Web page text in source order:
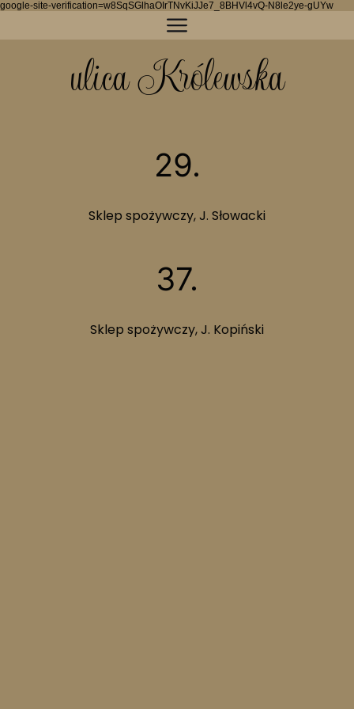
google-site-verification=w8SqSGlhaOIrTNvKiJJe7_8BHVl4vQ-N8le2ye-gUYw
29.
Sklep spożywczy, J. Słowacki
37.
Sklep spożywczy, J. Kopiński
ulica Królewska